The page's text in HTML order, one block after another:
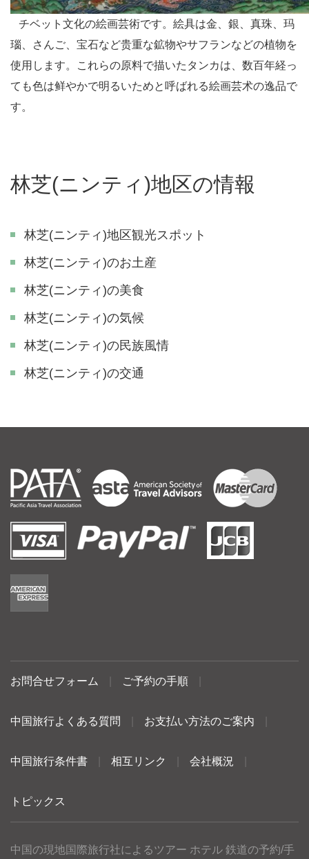
チベット文化の絵画芸術です。絵具は金、銀、真珠、玛
瑙、さんご、宝石など贵重な鉱物やサフランなどの植物を
使用します。これらの原料で描いたタンカは、数百年経っ
ても色は鲜やかで明るいためと呼ばれる絵画芸术の逸品で
す。
林芝(ニンティ)地区の情報
林芝(ニンティ)地区観光スポット
林芝(ニンティ)のお土産
林芝(ニンティ)の美食
林芝(ニンティ)の気候
林芝(ニンティ)の民族風情
林芝(ニンティ)の交通
お問合せフォーム ご予約の手順
中国旅行よくある質問 お支払い方法のご案内
中国旅行条件書 相互リンク 会社概況
トピックス
中国の現地国際旅行社によるツアー ホテル 鉄道の予約/手